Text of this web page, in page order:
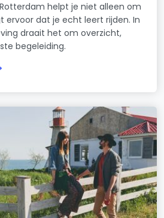
helpt je niet alleen om
ervoor dat je echt leert rijden. In
draait het om overzicht,
begeleiding.